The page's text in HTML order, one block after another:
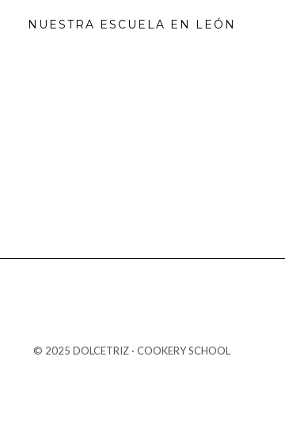
NUESTRA ESCUELA EN LEÓN
© 2025 DOLCETRIZ · COOKERY SCHOOL